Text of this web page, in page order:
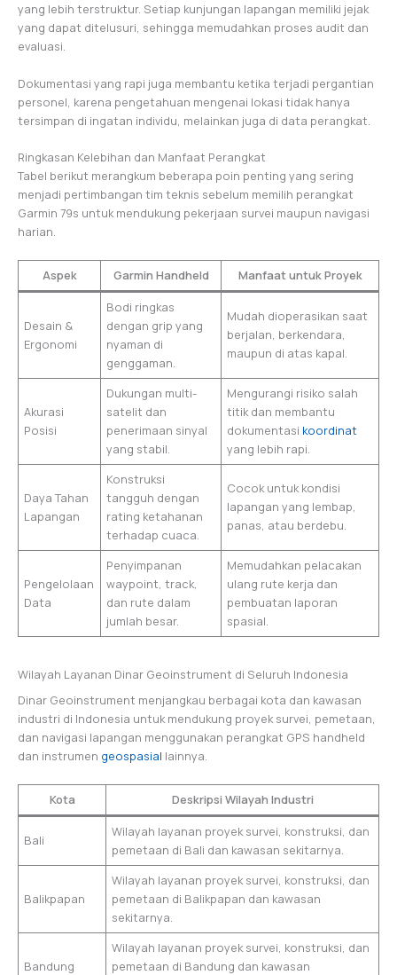
yang lebih terstruktur. Setiap kunjungan lapangan memiliki jejak
yang dapat ditelusuri, sehingga memudahkan proses audit dan
evaluasi.
Dokumentasi yang rapi juga membantu ketika terjadi pergantian
personel, karena pengetahuan mengenai lokasi tidak hanya
tersimpan di ingatan individu, melainkan juga di data perangkat.
Ringkasan Kelebihan dan Manfaat Perangkat
Tabel berikut merangkum beberapa poin penting yang sering
menjadi pertimbangan tim teknis sebelum memilih perangkat
Garmin 79s untuk mendukung pekerjaan survei maupun navigasi
harian.
Aspek Garmin Handheld Manfaat untuk Proyek
Desain &
Ergonomi
Bodi ringkas
dengan grip yang
nyaman di
genggaman.
Mudah dioperasikan saat
berjalan, berkendara,
maupun di atas kapal.
Akurasi
Posisi
Dukungan multi-
satelit dan
penerimaan sinyal
yang stabil.
Mengurangi risiko salah
titik dan membantu
dokumentasi koordinat
yang lebih rapi.
Daya Tahan
Lapangan
Konstruksi
tangguh dengan
rating ketahanan
terhadap cuaca.
Cocok untuk kondisi
lapangan yang lembap,
panas, atau berdebu.
Pengelolaan
Data
Penyimpanan
waypoint, track,
dan rute dalam
jumlah besar.
Memudahkan pelacakan
ulang rute kerja dan
pembuatan laporan
spasial.
Wilayah Layanan Dinar Geoinstrument di Seluruh Indonesia
Dinar Geoinstrument menjangkau berbagai kota dan kawasan
industri di Indonesia untuk mendukung proyek survei, pemetaan,
dan navigasi lapangan menggunakan perangkat GPS handheld
dan instrumen geospasial lainnya.
Kota Deskripsi Wilayah Industri
Bali
Wilayah layanan proyek survei, konstruksi, dan
pemetaan di Bali dan kawasan sekitarnya.
Balikpapan
Wilayah layanan proyek survei, konstruksi, dan
pemetaan di Balikpapan dan kawasan
sekitarnya.
Bandung
Wilayah layanan proyek survei, konstruksi, dan
pemetaan di Bandung dan kawasan